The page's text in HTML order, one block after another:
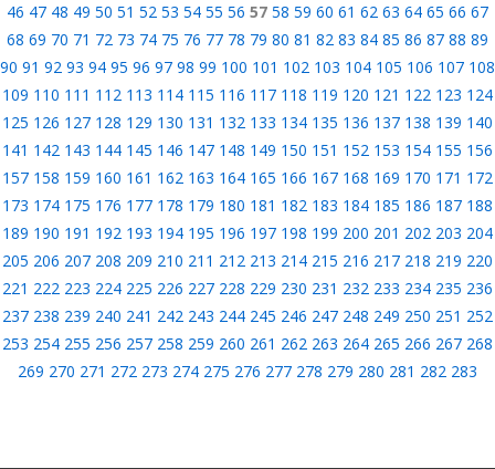
46 47 48 49 50 51 52 53 54 55 56 57 58 59 60 61 62 63 64 65 66 67
68 69 70 71 72 73 74 75 76 77 78 79 80 81 82 83 84 85 86 87 88 89
90 91 92 93 94 95 96 97 98 99 100 101 102 103 104 105 106 107 108
109 110 111 112 113 114 115 116 117 118 119 120 121 122 123 124
125 126 127 128 129 130 131 132 133 134 135 136 137 138 139 140
141 142 143 144 145 146 147 148 149 150 151 152 153 154 155 156
157 158 159 160 161 162 163 164 165 166 167 168 169 170 171 172
173 174 175 176 177 178 179 180 181 182 183 184 185 186 187 188
189 190 191 192 193 194 195 196 197 198 199 200 201 202 203 204
205 206 207 208 209 210 211 212 213 214 215 216 217 218 219 220
221 222 223 224 225 226 227 228 229 230 231 232 233 234 235 236
237 238 239 240 241 242 243 244 245 246 247 248 249 250 251 252
253 254 255 256 257 258 259 260 261 262 263 264 265 266 267 268
269 270 271 272 273 274 275 276 277 278 279 280 281 282 283